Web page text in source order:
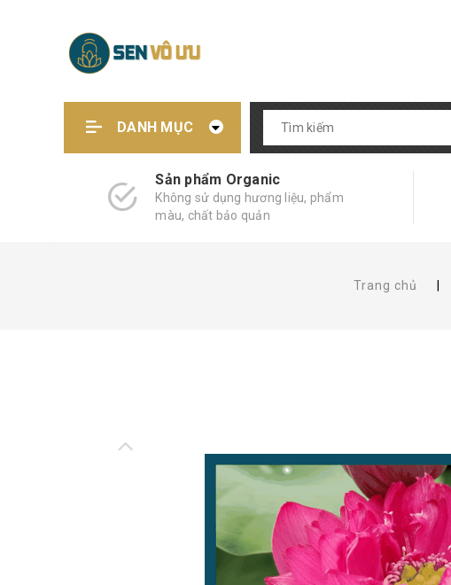
DANH MỤC
Sản phẩm Organic
Không sử dụng hương liệu, phẩm
màu, chất bảo quản
Trang chủ